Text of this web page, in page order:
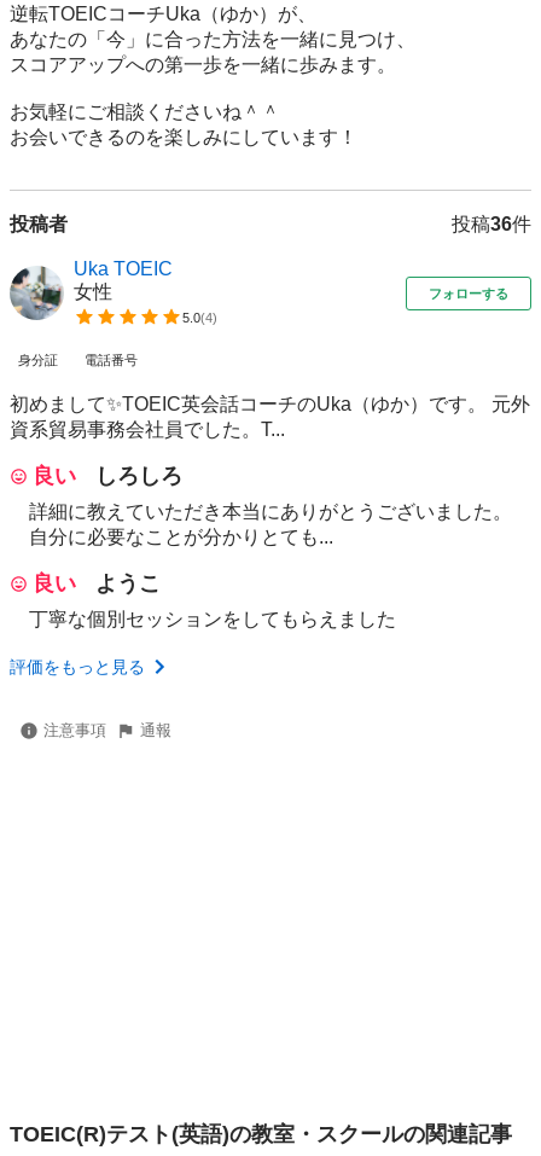
逆転TOEICコーチUka（ゆか）が、
あなたの「今」に合った方法を一緒に見つけ、
スコアアップへの第一歩を一緒に歩みます。
お気軽にご相談くださいね＾＾
お会いできるのを楽しみにしています！
投稿者 投稿36件
Uka TOEIC
女性
5.0(4)
フォローする
身分証 電話番号
初めまして✨TOEIC英会話コーチのUka（ゆか）です。 元外
資系貿易事務会社員でした。T...
良い しろしろ
詳細に教えていただき本当にありがとうございました。
自分に必要なことが分かりとても...
良い ようこ
丁寧な個別セッションをしてもらえました
評価をもっと見る
注意事項 通報
TOEIC(R)テスト(英語)の教室・スクールの関連記事